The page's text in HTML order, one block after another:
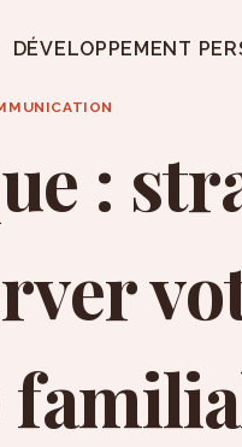
DÉVELOPPEMENT
: